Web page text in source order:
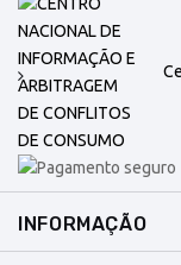
INFORMAÇÃO